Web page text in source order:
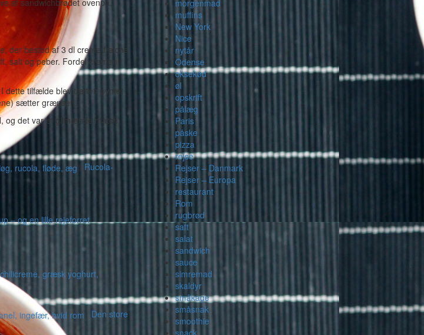
af sandwichbrødet ovenpå,
der bestod af 3 dl creme fraiche
salt og peber. Fordel cremen
dette tilfælde blev tærten pyntet
sætter grænsen.
det var et glimrende match.
Rucola-
– og en lille rejeforret
Den store
morgenmad
muffins
New York
Nice
nytår
Odense
oksekød
øl
opskrift
pålæg
Paris
påske
pizza
rejse
Rejser – Danmark
Rejser – Europa
restaurant
Rom
rugbrød
saft
salat
sandwich
sauce
simremad
skaldyr
småkage
småsnak
smoothie
snack